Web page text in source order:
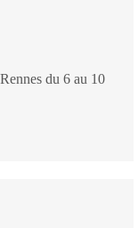
du 6 au 10